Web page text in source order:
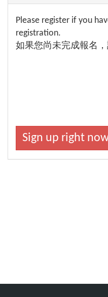
Please register if you
registration.
如果您尚未完成報名，